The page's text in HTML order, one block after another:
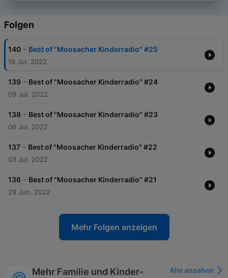
Folgen
140 - Best of "Moosacher Kinderradio" #25
16 Jul. 2022
139 - Best of "Moosacher Kinderradio" #24
09 Jul. 2022
138 - Best of "Moosacher Kinderradio" #23
06 Jul. 2022
137 - Best of "Moosacher Kinderradio" #22
03 Jul. 2022
136 - Best of "Moosacher Kinderradio" #21
29 Jun. 2022
Mehr Folgen anzeigen
Mehr Familie und Kinder-
Alle ansehen